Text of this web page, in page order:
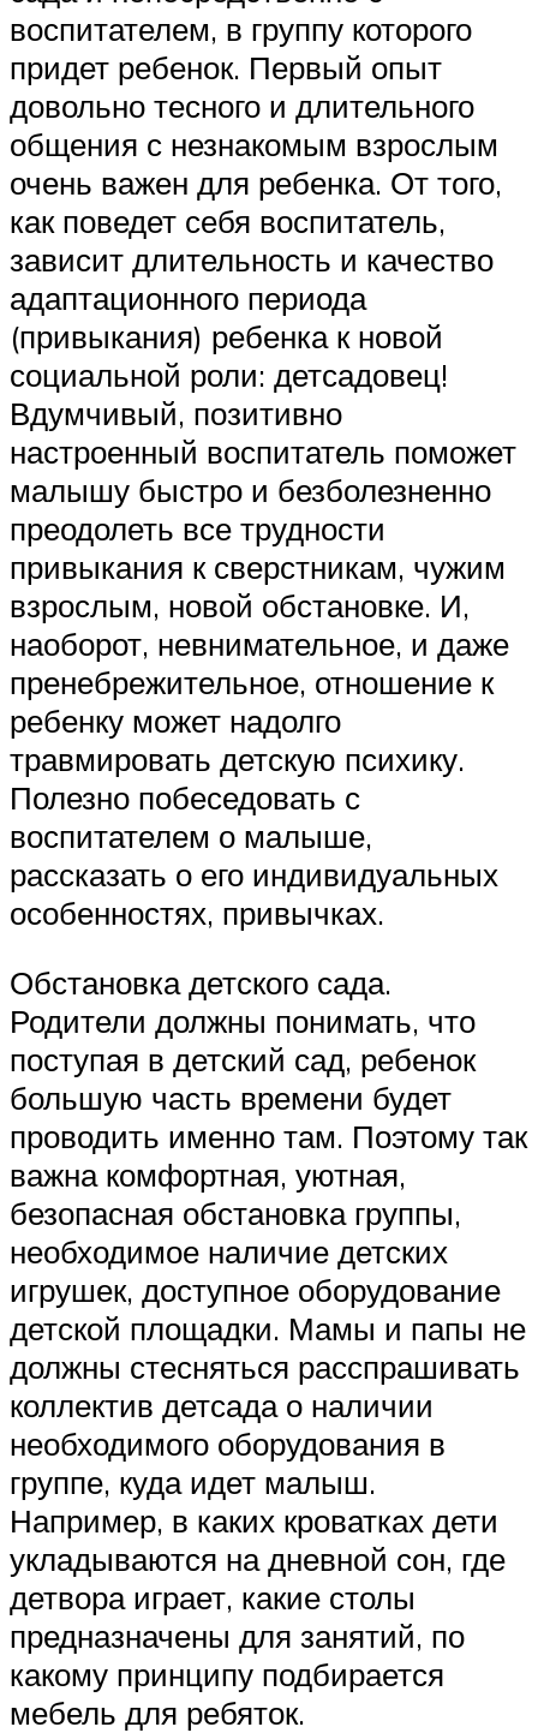
воспитателем, в группу которого
придет ребенок. Первый опыт
довольно тесного и длительного
общения с незнакомым взрослым
очень важен для ребенка. От того,
как поведет себя воспитатель,
зависит длительность и качество
адаптационного периода
(привыкания) ребенка к новой
социальной роли: детсадовец!
Вдумчивый, позитивно
настроенный воспитатель поможет
малышу быстро и безболезненно
преодолеть все трудности
привыкания к сверстникам, чужим
взрослым, новой обстановке. И,
наоборот, невнимательное, и даже
пренебрежительное, отношение к
ребенку может надолго
травмировать детскую психику.
Полезно побеседовать с
воспитателем о малыше,
рассказать о его индивидуальных
особенностях, привычках.
Обстановка детского сада.
Родители должны понимать, что
поступая в детский сад, ребенок
большую часть времени будет
проводить именно там. Поэтому так
важна комфортная, уютная,
безопасная обстановка группы,
необходимое наличие детских
игрушек, доступное оборудование
детской площадки. Мамы и папы не
должны стесняться расспрашивать
коллектив детсада о наличии
необходимого оборудования в
группе, куда идет малыш.
Например, в каких кроватках дети
укладываются на дневной сон, где
детвора играет, какие столы
предназначены для занятий, по
какому принципу подбирается
мебель для ребяток.